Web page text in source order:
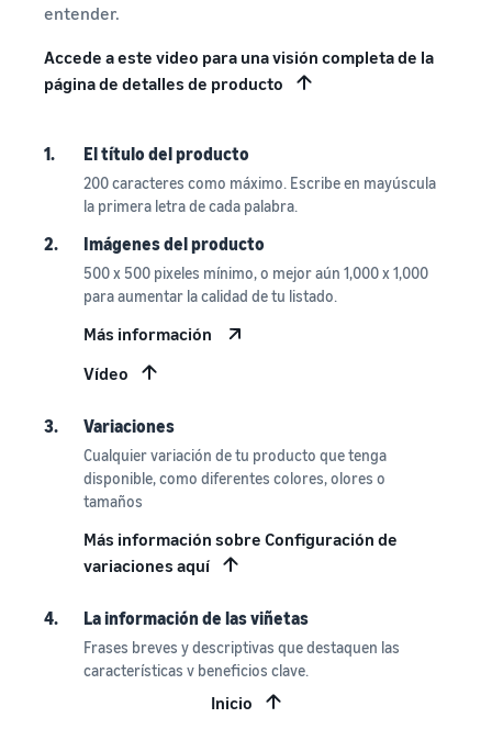
entender.
Accede a este video para una visión completa de la
página de detalles de producto
1. El título del producto
200 caracteres como máximo. Escribe en mayúscula
la primera letra de cada palabra.
2. Imágenes del producto
500 x 500 pixeles mínimo, o mejor aún 1,000 x 1,000
para aumentar la calidad de tu listado.
Más información
Vídeo
3. Variaciones
Cualquier variación de tu producto que tenga
disponible, como diferentes colores, olores o
tamaños
Más información sobre Configuración de
variaciones aquí
4. La información de las viñetas
Frases breves y descriptivas que destaquen las
características y beneficios clave.
La Oferta Destacada
Inicio